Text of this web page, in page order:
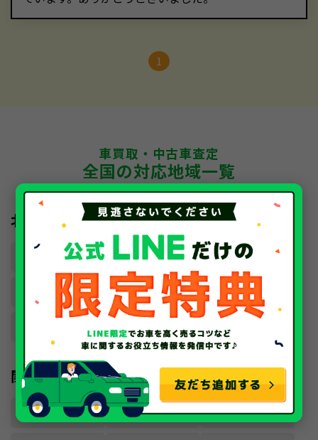
1
車買取・中古車査定
全国の対応地域一覧
北海道・東北
北海道 青森県 岩手県
宮城県 秋田県 山形県
関東
東京都 千葉県 神奈川県